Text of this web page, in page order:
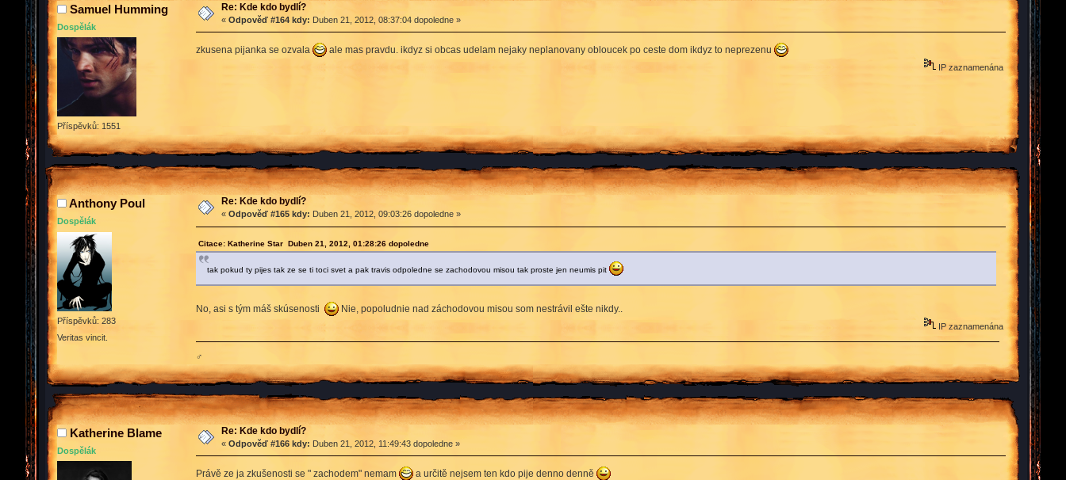
Samuel Humming
Dospělák
Příspěvků: 1551
Re: Kde kdo bydlí?
« Odpověď #164 kdy: Duben 21, 2012, 08:37:04 dopoledne »
zkusena pijanka se ozvala ale mas pravdu. ikdyz si obcas udelam nejaky neplanovany obloucek po ceste dom ikdyz to neprezenu
IP zaznamenána
Anthony Poul
Dospělák
Příspěvků: 283
Veritas vincit.
Re: Kde kdo bydlí?
« Odpověď #165 kdy: Duben 21, 2012, 09:03:26 dopoledne »
Citace: Katherine Star Duben 21, 2012, 01:28:26 dopoledne
tak pokud ty pijes tak ze se ti toci svet a pak travis odpoledne se zachodovou misou tak proste jen neumis pit
No, asi s tým máš skúsenosti Nie, popoludnie nad záchodovou misou som nestrávil ešte nikdy..
IP zaznamenána
♂
Katherine Blame
Dospělák
Re: Kde kdo bydlí?
« Odpověď #166 kdy: Duben 21, 2012, 11:49:43 dopoledne »
Právě ze ja zkušenosti se " zachodem" nemam a určitě nejsem ten kdo pije denno denně